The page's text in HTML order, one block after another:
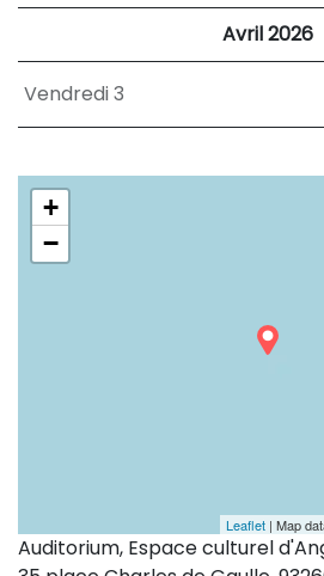
Avril 2026
Vendredi 3
+
−
Leaflet | Map
Auditorium, Espace culturel